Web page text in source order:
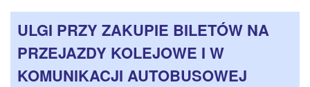
główne
PROJEKTY REALIZOWANE
OFERTA USŁUG
strony
ULGI PRZY ZAKUPIE BILETÓW NA
PRZEJAZDY KOLEJOWE I W
KOMUNIKACJI AUTOBUSOWEJ